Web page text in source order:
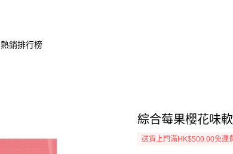
熱銷排行榜
綜合莓果櫻花味
送貨上門滿HK$500.00免運